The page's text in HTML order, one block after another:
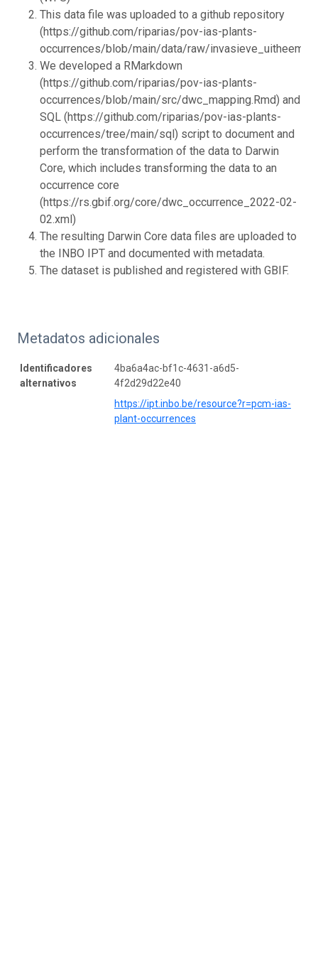
This data file was uploaded to a github repository
(https://github.com/riparias/pov-ias-plants-
occurrences/blob/main/data/raw/
We developed a RMarkdown
(https://github.com/riparias/pov-ias-plants-
occurrences/blob/main/src/dwc_mapping.Rmd) and
SQL (https://github.com/riparias/pov-ias-plants-
occurrences/tree/main/sql) script to document and
perform the transformation of the data to Darwin
Core, which includes transforming the data to an
occurrence core
(https://rs.gbif.org/core/dwc_occurrence_2022-02-
02.xml)
The resulting Darwin Core data files are uploaded to
the INBO IPT and documented with metadata.
The dataset is published and registered with GBIF.
Metadatos adicionales
Identificadores
alternativos
4ba6a4ac-bf1c-4631-a6d5-
4f2d29d22e40
https://ipt.inbo.be/resource?r=pcm-ias-
plant-occurrences